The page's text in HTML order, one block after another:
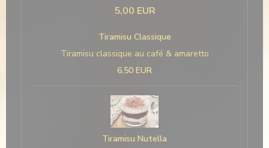
5,00 EUR
Tiramisu Classique
Tiramisu classique au café & amaretto
6,50 EUR
Tiramisu Nutella